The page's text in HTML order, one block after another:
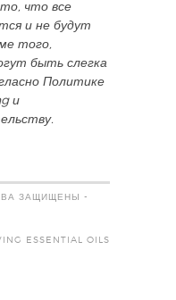
что все
и не будут
того,
быть слегка
Политике
и
ЗАЩИЩЕНЫ -
ESSENTIAL OILS